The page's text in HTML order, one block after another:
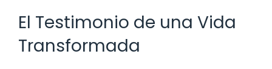
El Testimonio de una Vida
Transformada